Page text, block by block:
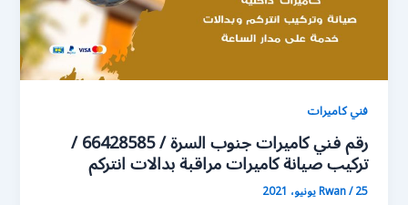
فني كاميرات
رقم فني كاميرات جنوب السرة / 66428585 /
تركيب صيانة كاميرات مراقبة بدالات انتركم
Rwan/25 يونيو، 2021